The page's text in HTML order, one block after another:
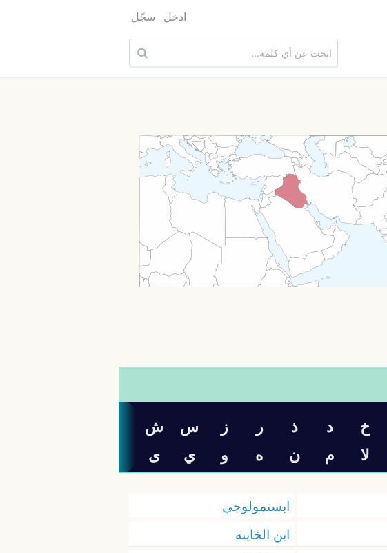
ادخل سجّل
خ د ذ ر ز س
ش
ﻻ م ن ه و ي ی
ابستمولوجي
ابن الخايبه